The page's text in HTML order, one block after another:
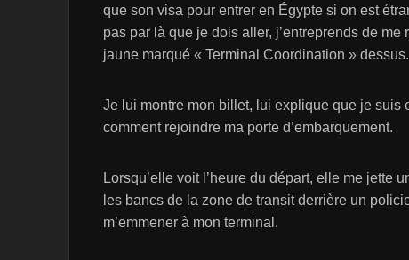
que son visa pour entrer en Égypte si on est
pas par là que je dois aller, j’entreprends de
jaune marqué « Terminal Coordination » dessus.
Je lui montre mon billet, lui explique que je suis
comment rejoindre ma porte d’embarquement.
Lorsqu’elle voit l’heure du départ, elle me jette
les bancs de la zone de transit derrière un
m’emmener à mon terminal.